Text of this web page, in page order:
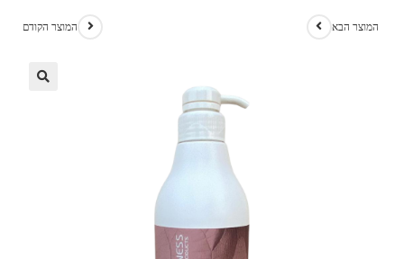
המוצר הקודם המוצר הבא